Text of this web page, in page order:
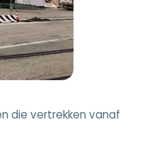
die vertrekken vanaf